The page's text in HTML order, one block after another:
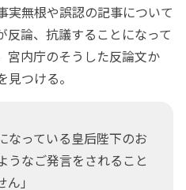
実無根や誤認の記事について
反論、抗議することになって
宮内庁のそうした反論文か
つける。
なっている皇后陛下のお
うなご発言をされること
」